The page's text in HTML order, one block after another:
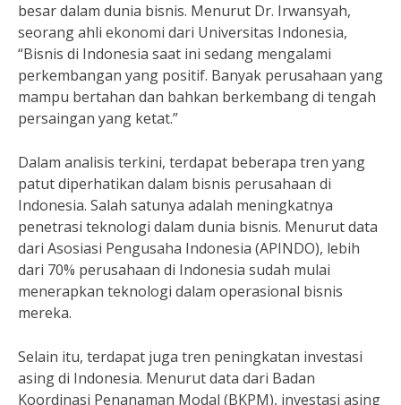
besar dalam dunia bisnis. Menurut Dr. Irwansyah,
seorang ahli ekonomi dari Universitas Indonesia,
“Bisnis di Indonesia saat ini sedang mengalami
perkembangan yang positif. Banyak perusahaan yang
mampu bertahan dan bahkan berkembang di tengah
persaingan yang ketat.”
Dalam analisis terkini, terdapat beberapa tren yang
patut diperhatikan dalam bisnis perusahaan di
Indonesia. Salah satunya adalah meningkatnya
penetrasi teknologi dalam dunia bisnis. Menurut data
dari Asosiasi Pengusaha Indonesia (APINDO), lebih
dari 70% perusahaan di Indonesia sudah mulai
menerapkan teknologi dalam operasional bisnis
mereka.
Selain itu, terdapat juga tren peningkatan investasi
asing di Indonesia. Menurut data dari Badan
Koordinasi Penanaman Modal (BKPM), investasi asing